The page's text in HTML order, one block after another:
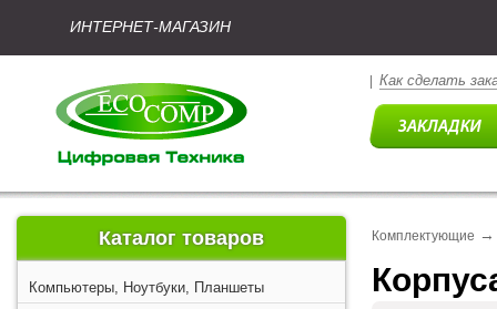
ИНТЕРНЕТ-МАГАЗИН
Как сделать
Каталог товаров
Компьютеры, Ноутбуки, Планшеты
Комплектующие →